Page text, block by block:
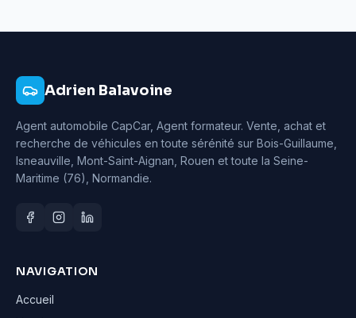
Adrien Balavoine
Agent automobile CapCar, Agent formateur. Vente, achat et
recherche de véhicules en toute sérénité sur Bois-Guillaume,
Isneauville, Mont-Saint-Aignan, Rouen et toute la Seine-
Maritime (76), Normandie.
NAVIGATION
Accueil